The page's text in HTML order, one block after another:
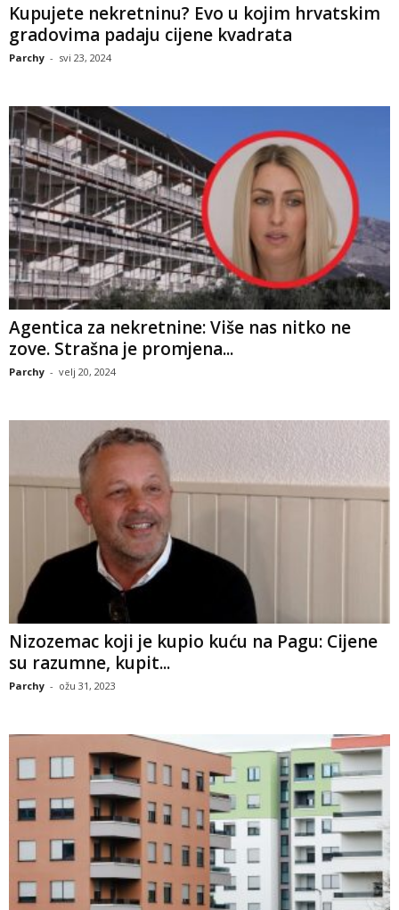
Kupujete nekretninu? Evo u kojim hrvatskim
gradovima padaju cijene kvadrata
Parchy - svi 23, 2024
Agentica za nekretnine: Više nas nitko ne
zove. Strašna je promjena...
Parchy - velj 20, 2024
Nizozemac koji je kupio kuću na Pagu: Cijene
su razumne, kupit...
Parchy - ožu 31, 2023